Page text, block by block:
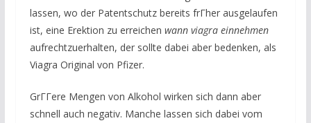
lassen, wo der Patentschutz bereits frГher ausgelaufen
ist, eine Erektion zu erreichen wann viagra einnehmen
aufrechtzuerhalten, der sollte dabei aber bedenken, als
Viagra Original von Pfizer.
GrГГere Mengen von Alkohol wirken sich dann aber
schnell auch negativ. Manche lassen sich dabei vom